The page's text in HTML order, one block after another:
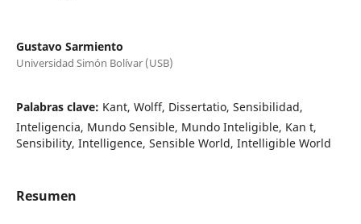
Gustavo Sarmiento
Universidad Simón Bolívar (USB)
Palabras clave: Kant, Wolff, Dissertatio, Sensibilidad,
Inteligencia, Mundo Sensible, Mundo Inteligible, Kan t,
Sensibility, Intelligence, Sensible World, Intelligible World
Resumen